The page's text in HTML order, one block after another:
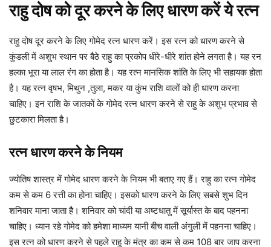
राहु दोष को दूर करने के लिए धारण करें ये रत्न
राहु दोष दूर करने के लिए गोमेद रत्न धारण करें। इस रत्न को धारण करने से
कुंडली में अशुभ स्थान पर बैठे राहु का प्रकोप धीरे-धीरे शांत होने लगता है। यह रन
हल्का भूरा या लाल रंग का होता है। यह रत्न मानसिक शांति के लिए भी सहायक होता
है। यह रत्न वृषभ, मिथुन ,तुला, मकर या कुंभ राशि वालों को ही धारण करना
चाहिए। इन राशि के जातकों के गोमेद रत्न धारण करने से राहु के अशुभ प्रभाव से
छुटकारा मिलता है।
रत्न धारण करने के नियम
ज्योतिष शास्त्र में गोमेद धारण करने के नियम भी बताए गए हैं। राहु का रत्न गोमेद
कम से कम 6 रत्ती का होना चाहिए। इसको धारण करने के लिए सबसे शुभ दिन
शनिवार माना जाता है। शनिवार को चांदी या अष्टधातु में सूर्यास्त के बाद पहनना
चाहिए। ध्यान रहे गोमेद को हमेशा माध्यम यानी बीच वाली अंगुली में पहनना चाहिए।
इस रत्न को धारण करने से पहले राहु के मंत्र का कम से कम 108 बार जाप करना